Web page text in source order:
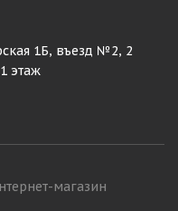
1Б, въезд №2, 2
этаж
магазин